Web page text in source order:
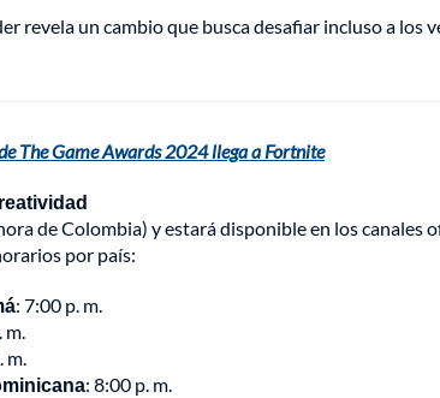
revela un cambio que busca desafiar incluso a los
The Game Awards 2024 llega a Fortnite
de Colombia) y estará disponible en los canales
por país:
: 7:00 p. m.
m.
m.
: 8:00 p. m.